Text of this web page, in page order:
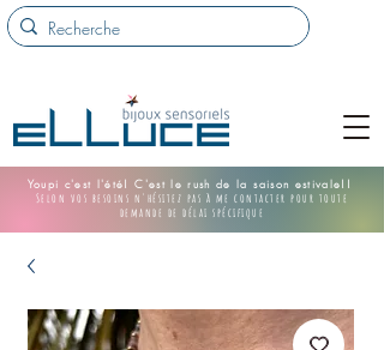
Youpi c'est l'été! C'est le rush de la saison estivale!!
Selon vos besoins n'hésitez pas à me contacter pour toute
demande de délai spécifique